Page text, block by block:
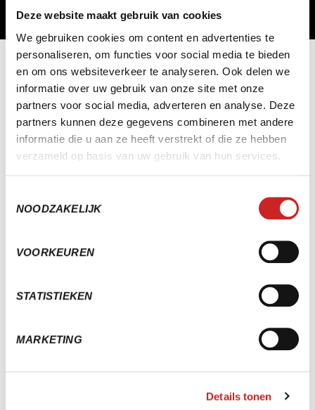
Deze website maakt gebruik van cookies
We gebruiken cookies om content en advertenties te
personaliseren, om functies voor social media te bieden
en om ons websiteverkeer te analyseren. Ook delen we
informatie over uw gebruik van onze site met onze
partners voor social media, adverteren en analyse. Deze
partners kunnen deze gegevens combineren met andere
informatie die u aan ze heeft verstrekt of die ze hebben
verzameld op basis van uw gebruik van hun services.
NOODZAKELIJK
VOORKEUREN
STATISTIEKEN
MARKETING
Details tonen
NOG MEER KLANTVERHALEN
AL GEZIEN?